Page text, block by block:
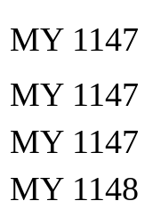
MY 1147
MY 1147
MY 1147
MY 1148